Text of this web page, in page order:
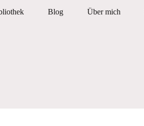
Blog Über mich